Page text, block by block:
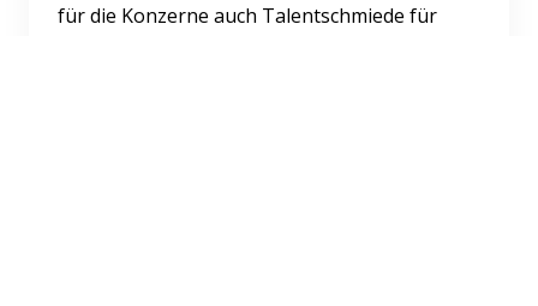
für die Konzerne auch Talentschmiede für